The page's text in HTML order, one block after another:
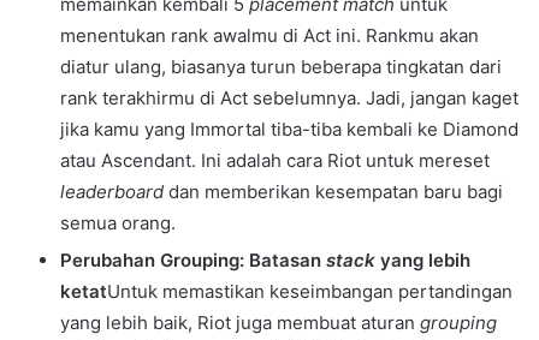
menentukan rank awalmu di Act ini. Rankmu akan
diatur ulang, biasanya turun beberapa tingkatan dari
rank terakhirmu di Act sebelumnya. Jadi, jangan kaget
jika kamu yang Immortal tiba-tiba kembali ke Diamond
atau Ascendant. Ini adalah cara Riot untuk mereset
leaderboard dan memberikan kesempatan baru bagi
semua orang.
Perubahan Grouping: Batasan stack yang lebih
ketatUntuk memastikan keseimbangan pertandingan
yang lebih baik, Riot juga membuat aturan grouping